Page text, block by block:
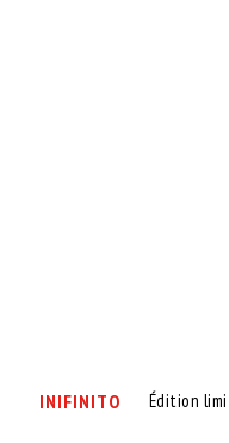
INIFINITO Édition